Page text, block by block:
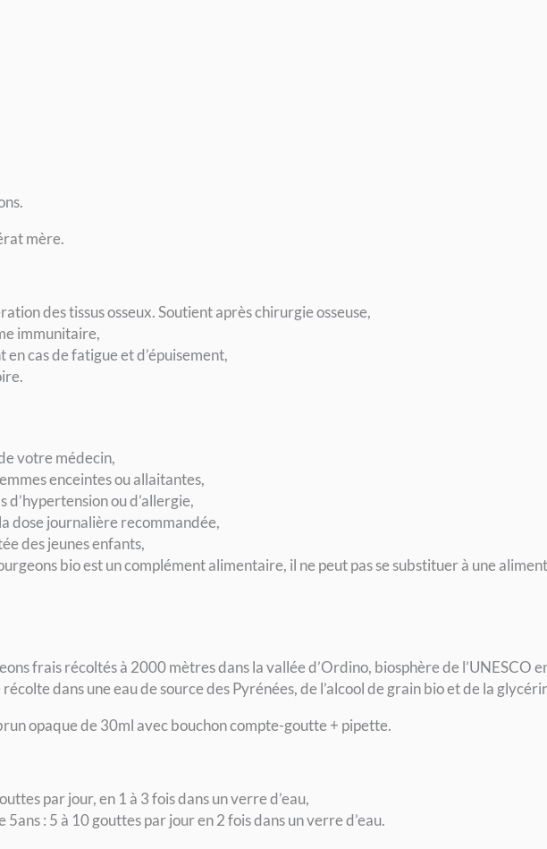
mère.
des tissus osseux. Soutient après chirurgie osseuse,
immunitaire,
en cas de fatigue et d’épuisement,
votre médecin,
enceintes ou allaitantes,
d’hypertension ou d’allergie,
dose journalière recommandée,
des jeunes enfants,
bio est un complément alimentaire, il ne peut pas se substituer à une
frais récoltés à 2000 mètres dans la vallée d’Ordino, biosphère de l’UNESCO
dans une eau de source des Pyrénées, de l’alcool de grain bio et de la
opaque de 30ml avec bouchon compte-goutte + pipette.
par jour, en 1 à 3 fois dans un verre d’eau,
5ans : 5 à 10 gouttes par jour en 2 fois dans un verre d’eau.